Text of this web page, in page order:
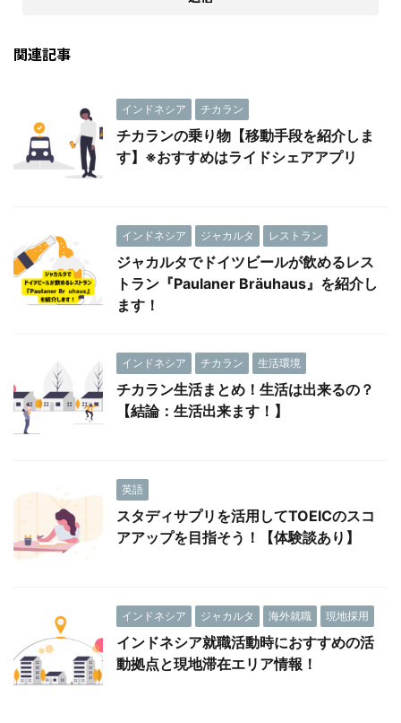
関連記事
インドネシア チカラン
チカランの乗り物【移動手段を紹介しま
す】※おすすめはライドシェアアプリ
インドネシア ジャカルタ レストラン
ジャカルタでドイツビールが飲めるレス
トラン『Paulaner Bräuhaus』を紹介し
ます！
インドネシア チカラン 生活環境
チカラン生活まとめ！生活は出来るの？
【結論：生活出来ます！】
英語
スタディサプリを活用してTOEICのスコ
アアップを目指そう！【体験談あり】
インドネシア ジャカルタ 海外就職 現地採用
インドネシア就職活動時におすすめの活
動拠点と現地滞在エリア情報！